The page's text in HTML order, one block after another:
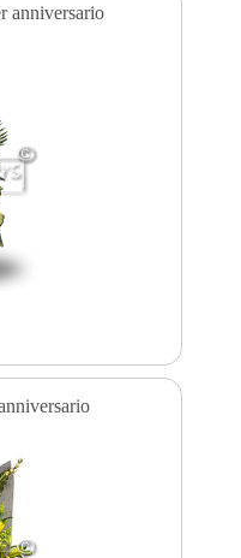
anniversario